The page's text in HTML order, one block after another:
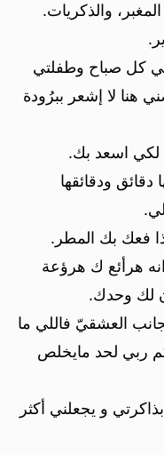
والذكريات.
كل صباح وطفلتي
هنا لا إشعر ببرُودة
لكي اسعد بك.
دقائق ودقائقها
فعك بك المطر.
هرأئع ك هرؤعة
لك وحدك.
العشقيّ فاللي ما
ربي لحد مايخلص
و يجعلني أكثر